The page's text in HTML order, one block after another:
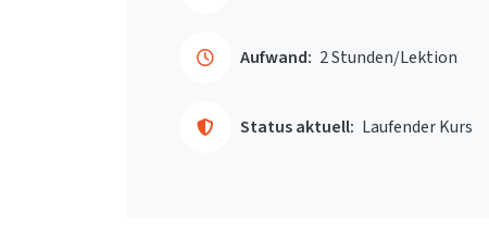
Aufwand: 2 Stunden/Lektion
Status aktuell: Laufender Kurs